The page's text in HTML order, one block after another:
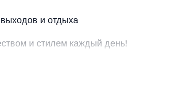
и отдыха
и стилем каждый день!